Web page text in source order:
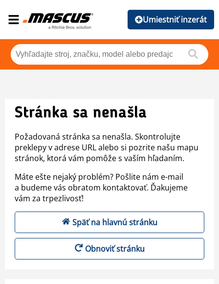
Umiestniť inzerát
Stránka sa nenašla
Požadovaná stránka sa nenašla. Skontrolujte
preklepy v adrese URL alebo si pozrite našu mapu
stránok, ktorá vám pomôže s vaším hľadaním.
Máte ešte nejaký problém? Pošlite nám e-mail
a budeme vás obratom kontaktovať. Ďakujeme
vám za trpezlivosť!
Späť na hlavnú stránku
Obnoviť stránku